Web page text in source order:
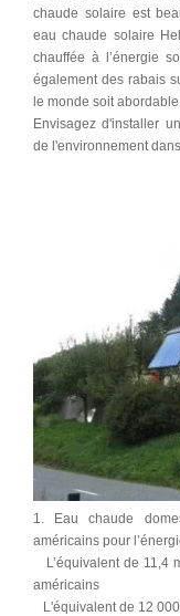
chaude solaire est
eau chaude solaire
chauffée à l’énergie
également des rabais
le monde soit
Envisagez d'installer
de l'environnement
1. Eau chaude
américains pour
L’équivalent de 11,4
américains
L'équivalent de 12